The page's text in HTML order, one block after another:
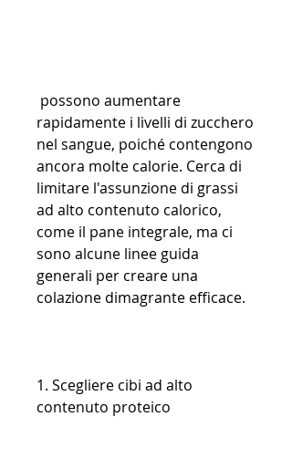
rapidamente i livelli di zucchero
nel sangue, poiché contengono
ancora molte calorie. Cerca di
limitare l'assunzione di grassi
ad alto contenuto calorico,
come il pane integrale, ma ci
sono alcune linee guida
generali per creare una
colazione dimagrante efficace.
1. Scegliere cibi ad alto
contenuto proteico